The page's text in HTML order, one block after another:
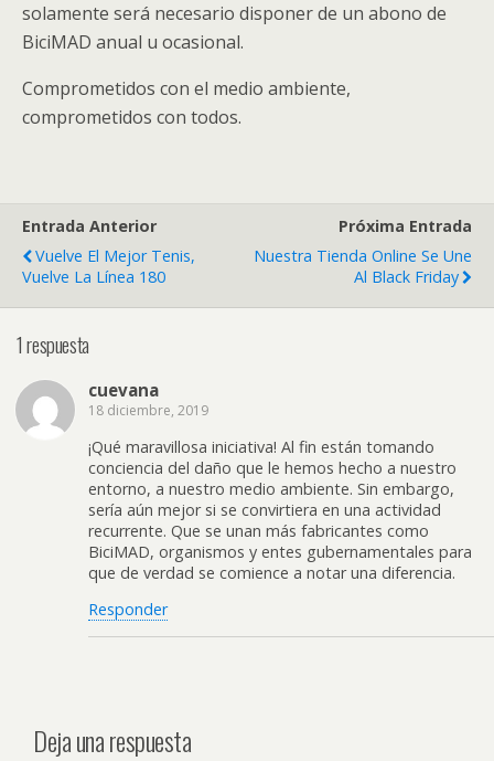
solamente será necesario disponer de un abono de
BiciMAD anual u ocasional.
Comprometidos con el medio ambiente,
comprometidos con todos.
Entrada Anterior
Vuelve El Mejor Tenis,
Vuelve La Línea 180
Próxima Entrada
Nuestra Tienda Online Se Une
Al Black Friday
1 respuesta
cuevana
18 diciembre, 2019
¡Qué maravillosa iniciativa! Al fin están tomando
conciencia del daño que le hemos hecho a nuestro
entorno, a nuestro medio ambiente. Sin embargo,
sería aún mejor si se convirtiera en una actividad
recurrente. Que se unan más fabricantes como
BiciMAD, organismos y entes gubernamentales para
que de verdad se comience a notar una diferencia.
Responder
Deja una respuesta